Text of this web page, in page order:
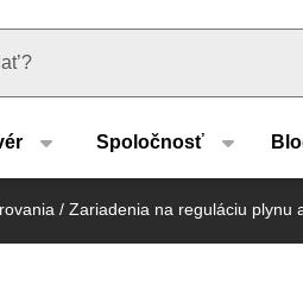
Spoločnosť
/ Zariadenia na reguláciu plynu